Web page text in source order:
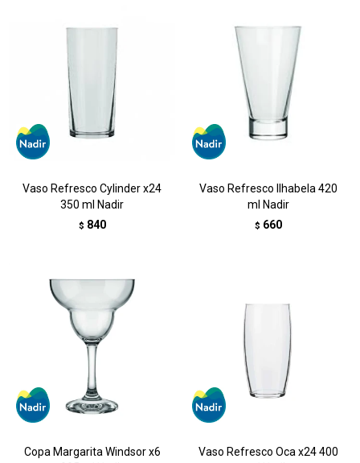
Vaso Refresco Cylinder x24
350 ml Nadir
$ 840
Vaso Refresco Ilhabela 420
ml Nadir
$ 660
Copa Margarita Windsor x6
Vaso Refresco Oca x24 400